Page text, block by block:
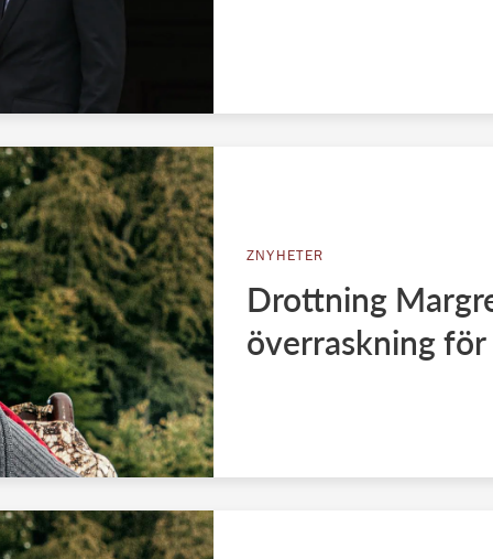
ZNYHETER
Drottning
överraskning för